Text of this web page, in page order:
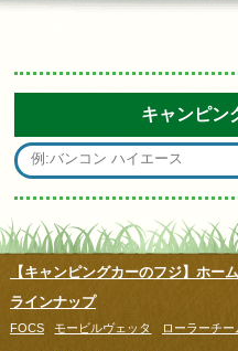
キャンピン
【キャンピングカーのフジ】ホーム
ラインナップ
FOCS モービルヴェッタ ローラーチー